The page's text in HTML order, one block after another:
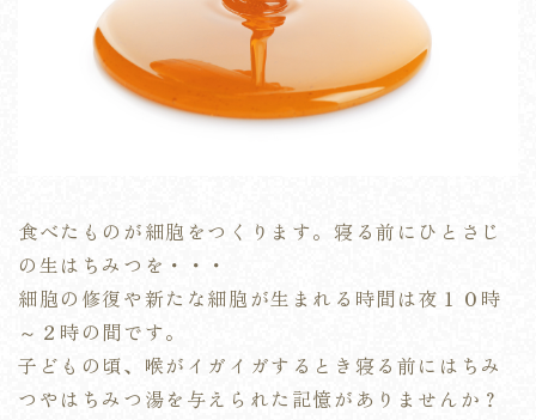
食べたものが細胞をつくります。寝る前にひとさじ
の生はちみつを・・・
細胞の修復や新たな細胞が生まれる時間は夜１０時
～２時の間です。
子どもの頃、喉がイガイガするとき寝る前にはちみ
つやはちみつ湯を与えられた記憶がありませんか？